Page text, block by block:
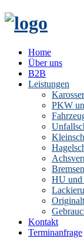
Home
Über uns
B2B
Leistungen
PKW
HU
Kontakt
Terminanfrage